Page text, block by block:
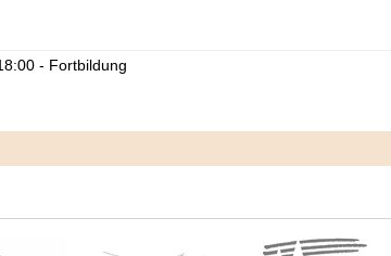
- Fortbildung